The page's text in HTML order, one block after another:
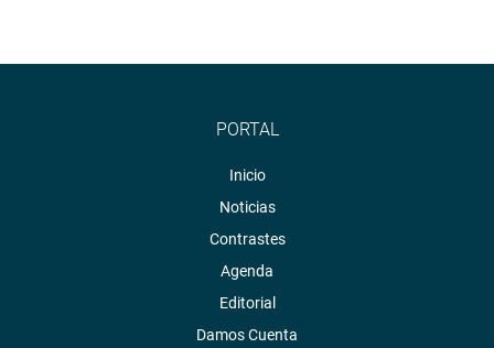
PORTAL
Inicio
Noticias
Contrastes
Agenda
Editorial
Damos Cuenta